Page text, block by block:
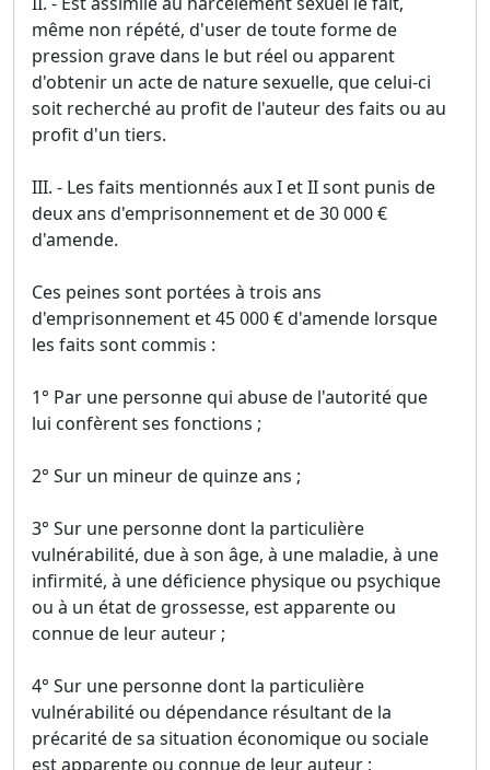
même non répété, d'user de toute forme de
pression grave dans le but réel ou apparent
d'obtenir un acte de nature sexuelle, que celui-ci
soit recherché au profit de l'auteur des faits ou au
profit d'un tiers.
III. - Les faits mentionnés aux I et II sont punis de
deux ans d'emprisonnement et de 30 000 €
d'amende.
Ces peines sont portées à trois ans
d'emprisonnement et 45 000 € d'amende lorsque
les faits sont commis :
1° Par une personne qui abuse de l'autorité que
lui confèrent ses fonctions ;
2° Sur un mineur de quinze ans ;
3° Sur une personne dont la particulière
vulnérabilité, due à son âge, à une maladie, à une
infirmité, à une déficience physique ou psychique
ou à un état de grossesse, est apparente ou
connue de leur auteur ;
4° Sur une personne dont la particulière
vulnérabilité ou dépendance résultant de la
précarité de sa situation économique ou sociale
est apparente ou connue de leur auteur ;